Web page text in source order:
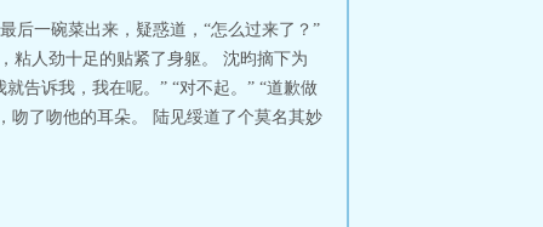
后一碗菜出来，疑惑道，“怎么过来了？”
粘人劲十足的贴紧了身躯。 沈昀摘下为
告诉我，我在呢。” “对不起。” “道歉做
吻了吻他的耳朵。 陆见绥道了个莫名其妙